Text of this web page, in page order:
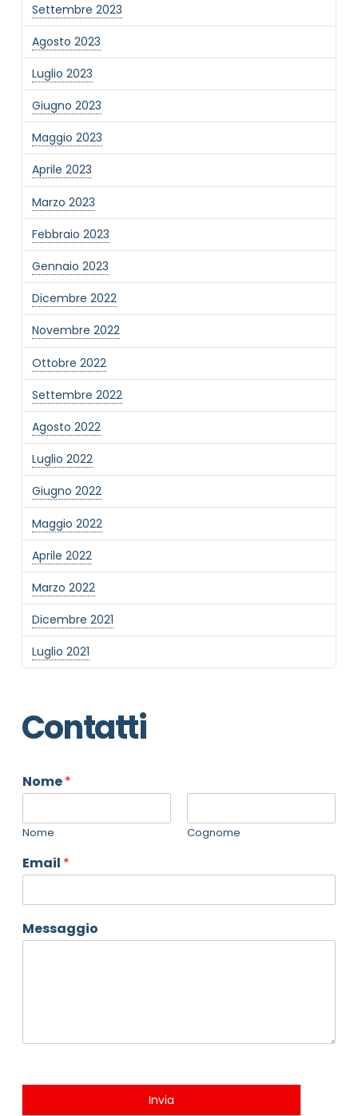
Settembre 2023
Agosto 2023
Luglio 2023
Giugno 2023
Maggio 2023
Aprile 2023
Marzo 2023
Febbraio 2023
Gennaio 2023
Dicembre 2022
Novembre 2022
Ottobre 2022
Settembre 2022
Agosto 2022
Luglio 2022
Giugno 2022
Maggio 2022
Aprile 2022
Marzo 2022
Dicembre 2021
Luglio 2021
Contatti
Nome*
Nome Cognome
Email *
Messaggio
Invia